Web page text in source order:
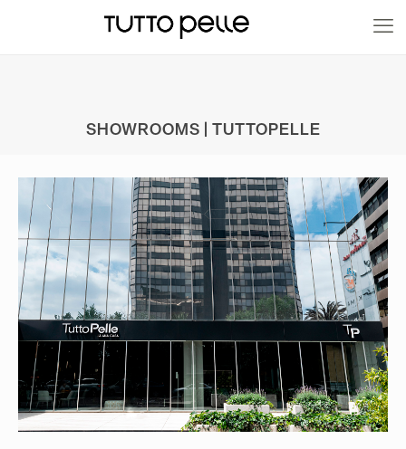
20% EN PRODUCTOS A FABRICACIÓN
SHOWROOMS | TUTTOPELLE